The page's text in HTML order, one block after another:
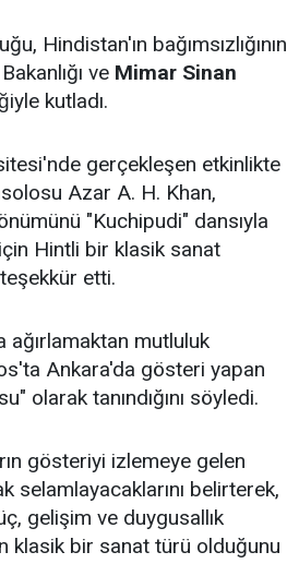
Hindistan'ın bağımsızlığının
ve Mimar Sinan
kutladı.
gerçekleşen etkinlikte
Azar A. H. Khan,
"Kuchipudi" dansıyla
Hintli bir klasik sanat
etti.
ağırlamaktan mutluluk
Ankara'da gösteri yapan
olarak tanındığını söyledi.
gösteriyi izlemeye gelen
selamlayacaklarını belirterek,
gelişim ve duygusallık
klasik bir sanat türü olduğunu